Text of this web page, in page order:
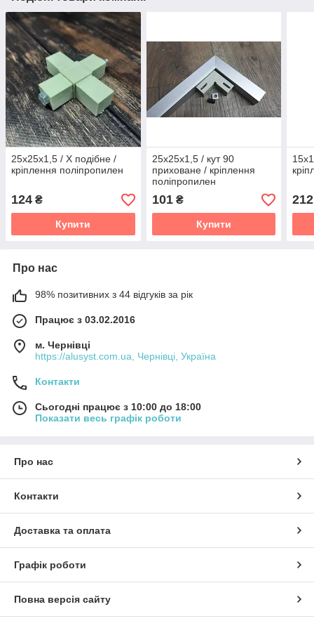
25х25х1,5 / Х подібне /
кріплення поліпропилен
124 ₴
Купити
25х25х1,5 / кут 90
приховане / кріплення
поліпропилен
101₴
Купити
212
Про нас
98% позитивних з 44 відгуків за рік
Працює з 03.02.2016
м. Чернівці
https://alusyst.com.ua, Чернівці, Україна
Контакти
Сьогодні працює з 10:00 до 18:00
Показати весь графік роботи
Про нас
Контакти
Доставка та оплата
Графік роботи
Повна версія сайту